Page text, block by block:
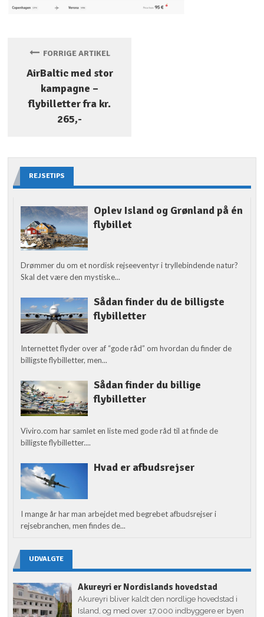
FORRIGE ARTIKEL
AirBaltic med stor
kampagne –
flybilletter fra kr.
265,-
REJSETIPS
Oplev Island og Grønland på én
flybillet
Drømmer du om et nordisk rejseeventyr i tryllebindende natur?
Skal det være den mystiske...
Sådan finder du de billigste
flybilletter
Internettet flyder over af “gode råd” om hvordan du finder de
billigste flybilletter, men...
Sådan finder du billige
flybilletter
Viviro.com har samlet en liste med gode råd til at finde de
billigste flybilletter....
Hvad er afbudsrejser
I mange år har man arbejdet med begrebet afbudsrejser i
rejsebranchen, men findes de...
UDVALGTE
Akureyri er Nordislands hovedstad
Akureyri bliver kaldt den nordlige hovedstad i
Island, og med over 17.000 indbyggere er byen